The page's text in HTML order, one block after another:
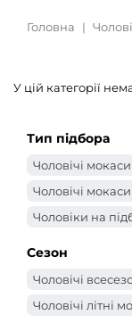
Головна
У цій категорії
Тип підбора
Чоловічі
Чоловічі
Чоловіки на
Сезон
Чоловічі
Чоловічі літні